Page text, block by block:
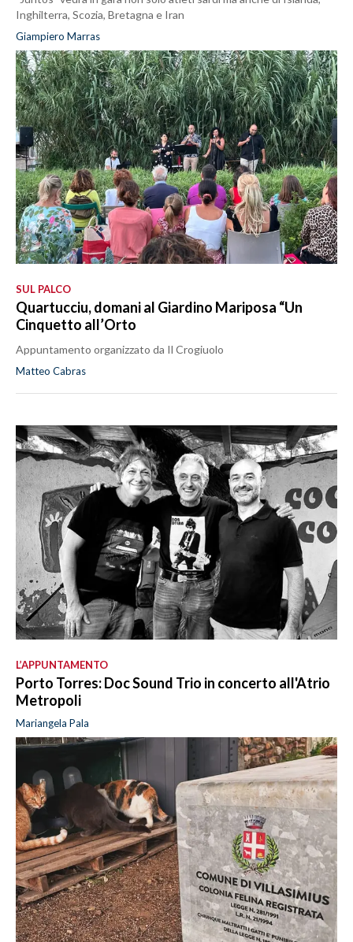
Inghilterra, Scozia, Bretagna e Iran
Giampiero Marras
SUL PALCO
Quartucciu, domani al Giardino Mariposa “Un
Cinquetto all’Orto
Appuntamento organizzato da Il Crogiuolo
Matteo Cabras
L’APPUNTAMENTO
Porto Torres: Doc Sound Trio in concerto all'Atrio
Metropoli
Mariangela Pala